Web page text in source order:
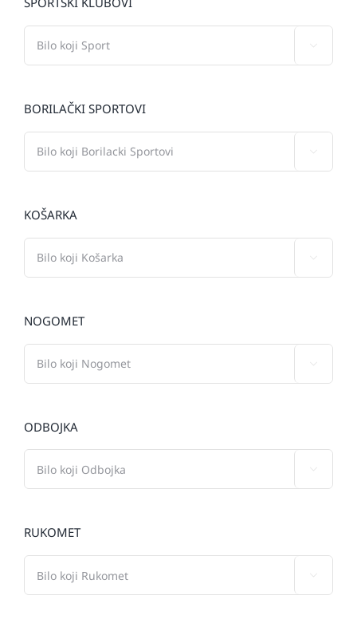
BORILAČKI SPORTOVI
KOŠARKA
NOGOMET
ODBOJKA
RUKOMET